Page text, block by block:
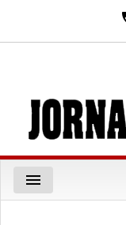
menu